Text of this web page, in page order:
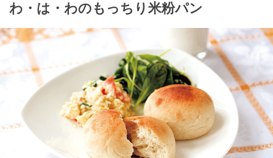
わ・は・わのもっちり米粉パン